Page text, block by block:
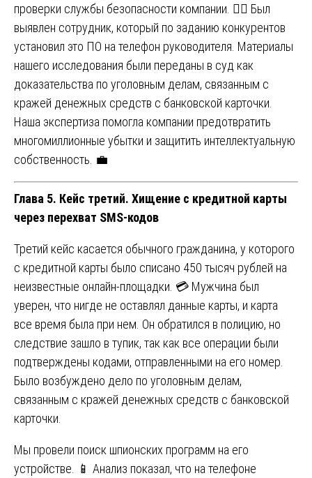
проверки службы безопасности компании. 🕵️‍♂️ Был
выявлен сотрудник, который по заданию конкурентов
установил это ПО на телефон руководителя. Материалы
нашего исследования были переданы в суд как
доказательства по уголовным делам, связанным с
кражей денежных средств с банковской карточки.
Наша экспертиза помогла компании предотвратить
многомиллионные убытки и защитить интеллектуальную
собственность. 💼
Глава 5. Кейс третий. Хищение с кредитной карты
через перехват SMS-кодов
Третий кейс касается обычного гражданина, у которого
с кредитной карты было списано 450 тысяч рублей на
неизвестные онлайн-площадки. 💳 Мужчина был
уверен, что нигде не оставлял данные карты, и карта
все время была при нем. Он обратился в полицию, но
следствие зашло в тупик, так как все операции были
подтверждены кодами, отправленными на его номер.
Было возбуждено дело по уголовным делам,
связанным с кражей денежных средств с банковской
карточки.
Мы провели поиск шпионских программ на его
устройстве. 📱 Анализ показал, что на телефоне